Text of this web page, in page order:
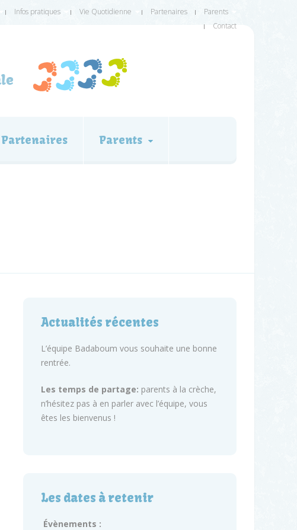
Infos pratiques Vie Quotidienne Partenaires
Parents
Contact
Partenaires Parents
Actualités récentes
L’équipe Badaboum vous souhaite une bonne
rentrée.
Les temps de partage: parents à la crèche,
n’hésitez pas à en parler avec l’équipe, vous
êtes les bienvenus !
Les dates à retenir
Évènements :